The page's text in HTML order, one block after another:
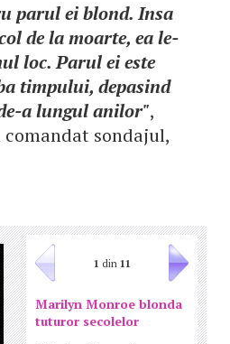
parul ei blond. Insa
de la moarte, ea le-
loc. Parul ei este
timpului, depasind
a lungul anilor",
sondajul,
1 din 11
Marilyn Monroe blonda
tuturor secolelor